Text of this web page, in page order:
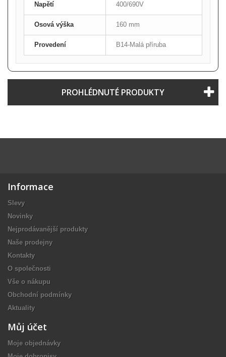
Napětí 400/690V
Osová výška 160 mm
Provedení B14-Malá příruba
PROHLÉDNUTÉ PRODUKTY
Informace
Slevy
Novinky
Nejprodávanější produkty
Naše prodejny
Kontakty
O společnosti
Vše o nákupu
Obchodní podmínky
Aktuality
Můj účet
Moje objednávky